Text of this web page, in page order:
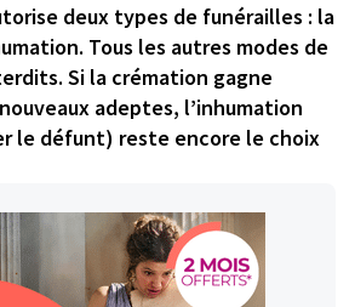
deux types de funérailles : la
Tous les autres modes de
Si la crémation gagne
adeptes, l’inhumation
le défunt) reste encore le choix